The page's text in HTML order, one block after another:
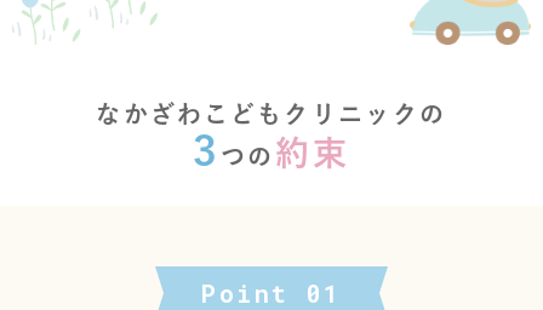
なかざわこどもクリニックの
3 つの 約束
Point 01